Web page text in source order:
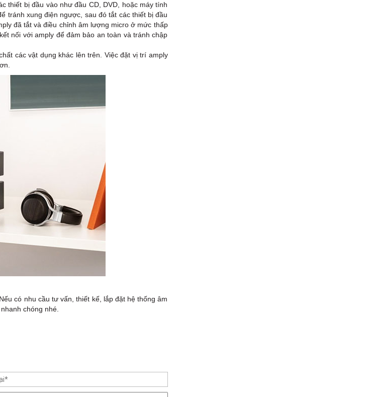
thiết bị đầu vào như đầu CD, DVD, hoặc máy tính
tránh xung điện ngược, sau đó tắt các thiết bị đầu
đã tắt và điều chỉnh âm lượng micro ở mức thấp
nối với amply để đảm bảo an toàn và tránh chập
các vật dụng khác lên trên. Việc đặt vị trí amply
có nhu cầu tư vấn, thiết kế, lắp đặt hệ thống âm
chóng nhé.